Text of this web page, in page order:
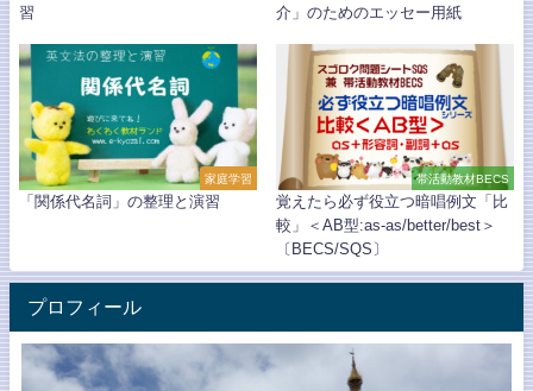
習
介」のためのエッセー用紙
家庭学習
「関係代名詞」の整理と演習
帯活動教材BECS
覚えたら必ず役立つ暗唱例文「比
較」＜AB型:as-as/better/best＞
〔BECS/SQS〕
プロフィール